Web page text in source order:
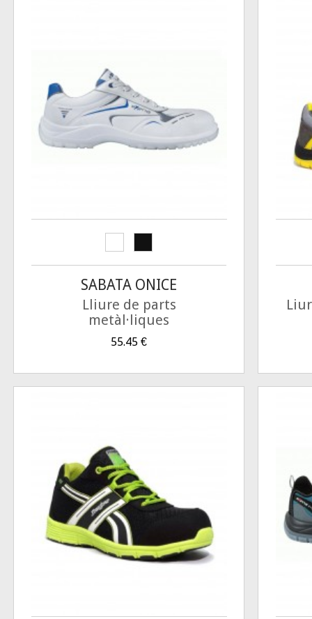
SABATA ONICE
Lliure de parts
metàl·liques
55.45 €